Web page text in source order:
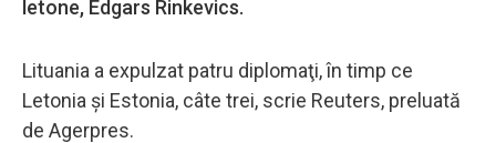
letone, Edgars Rinkevics.
Lituania a expulzat patru diplomaţi, în timp ce
Letonia şi Estonia, câte trei, scrie Reuters, preluată
de Agerpres.